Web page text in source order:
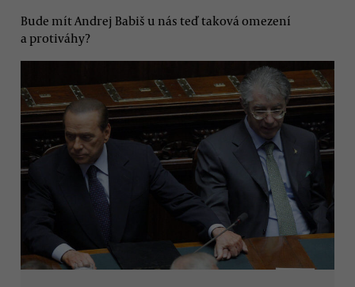
Bude mít Andrej Babiš u nás teď taková omezení
a protiváhy?